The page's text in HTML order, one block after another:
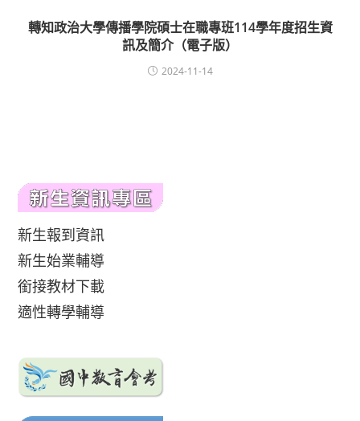
轉知政治大學傳播學院碩士在職專班114學年度招生資
訊及簡介（電子版）
2024-11-14
新生報到資訊
新生始業輔導
銜接教材下載
適性轉學輔導